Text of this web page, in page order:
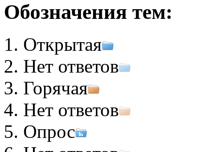
Обозначения тем:
Открытая
Нет ответов
Горячая
Нет ответов
Опрос